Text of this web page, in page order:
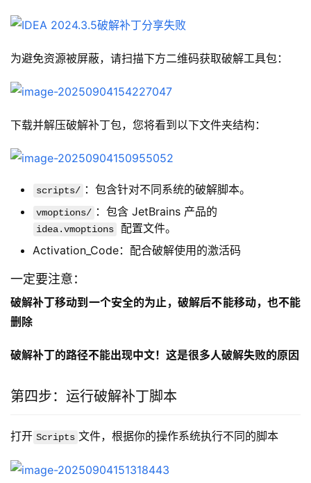
为避免资源被屏蔽，请扫描下方二维码获取破解工具包：
下载并解压破解补丁包，您将看到以下文件夹结构：
scripts/ ：包含针对不同系统的破解脚本。
vmoptions/ ：包含 JetBrains 产品的
idea.vmoptions
配置文件。
Activation_Code：配合破解使用的激活码
一定要注意：
破解补丁移动到一个安全的为止，破解后不能移动，也不能
删除
破解补丁的路径不能出现中文！这是很多人破解失败的原因
第四步：运行破解补丁脚本
打开 Scripts 文件，根据你的操作系统执行不同的脚本